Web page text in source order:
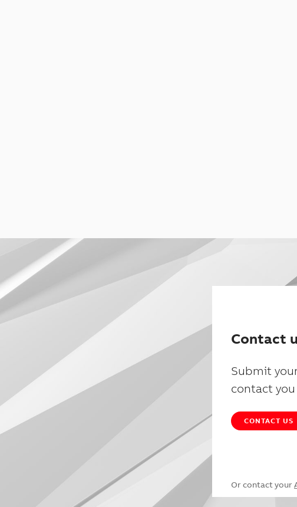
Contact
Submit
contact you
CONTACT US
Or contact your